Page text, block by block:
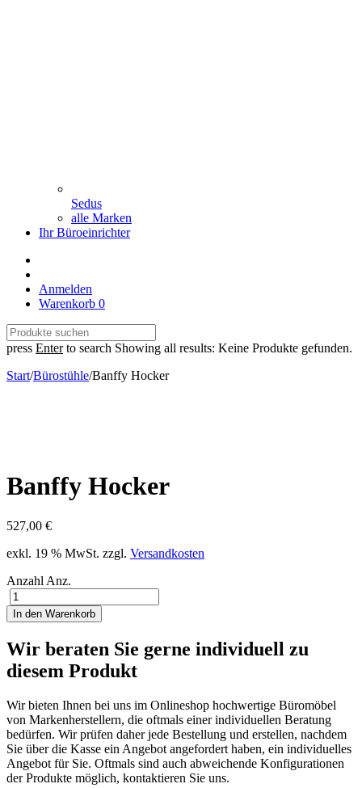
Sedus
alle Marken
Ihr Büroeinrichter
Anmelden
Warenkorb 0
press Enterto search Showing all results: Keine Produkte gefunden.
Start/Bürostühle/Banffy Hocker
Banffy Hocker
527,00 €
exkl. 19 % MwSt. zzgl. Versandkosten
Anzahl Anz.
In den Warenkorb
Wir beraten Sie gerne individuell zu
diesem Produkt
Wir bieten Ihnen bei uns im Onlineshop hochwertige Büromöbel
von Markenherstellern, die oftmals einer individuellen Beratung
bedürfen. Wir prüfen daher jede Bestellung und erstellen, nachdem
Sie über die Kasse ein Angebot angefordert haben, ein individuelles
Angebot für Sie. Oftmals sind auch abweichende Konfigurationen
der Produkte möglich, kontaktieren Sie uns.